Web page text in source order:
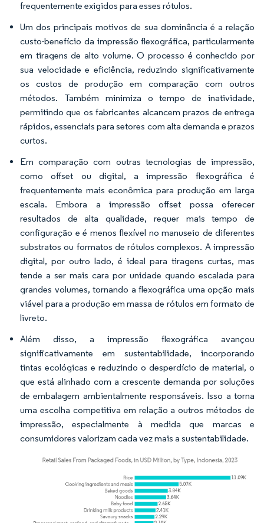
frequentemente exigidos para esses rótulos.
Um dos principais motivos de sua dominância é a relação
custo-benefício da impressão flexográfica, particularmente
em tiragens de alto volume. O processo é conhecido por
sua velocidade e eficiência, reduzindo significativamente
os custos de produção em comparação com outros
métodos. Também minimiza o tempo de inatividade,
permitindo que os fabricantes alcancem prazos de entrega
rápidos, essenciais para setores com alta demanda e prazos
curtos.
Em comparação com outras tecnologias de impressão,
como offset ou digital, a impressão flexográfica é
frequentemente mais econômica para produção em larga
escala. Embora a impressão offset possa oferecer
resultados de alta qualidade, requer mais tempo de
configuração e é menos flexível no manuseio de diferentes
substratos ou formatos de rótulos complexos. A impressão
digital, por outro lado, é ideal para tiragens curtas, mas
tende a ser mais cara por unidade quando escalada para
grandes volumes, tornando a flexográfica uma opção mais
viável para a produção em massa de rótulos em formato de
livreto.
Além disso, a impressão flexográfica avançou
significativamente em sustentabilidade, incorporando
tintas ecológicas e reduzindo o desperdício de material, o
que está alinhado com a crescente demanda por soluções
de embalagem ambientalmente responsáveis. Isso a torna
uma escolha competitiva em relação a outros métodos de
impressão, especialmente à medida que marcas e
consumidores valorizam cada vez mais a sustentabilidade.